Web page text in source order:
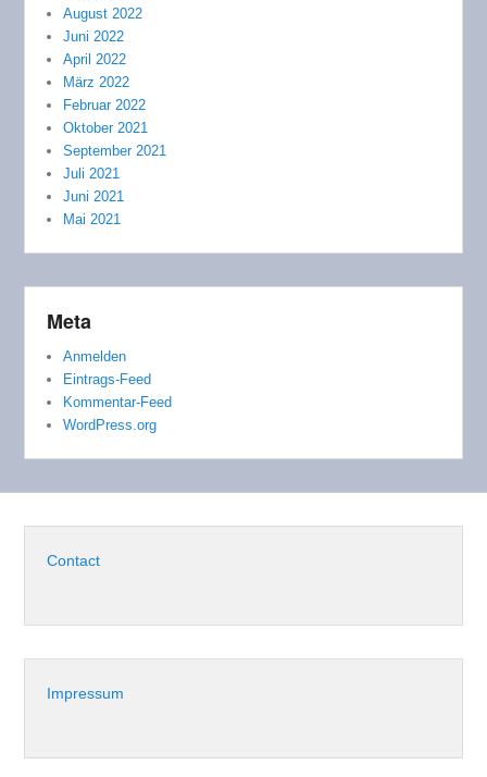
August 2022
Juni 2022
April 2022
März 2022
Februar 2022
Oktober 2021
September 2021
Juli 2021
Juni 2021
Mai 2021
Meta
Anmelden
Eintrags-Feed
Kommentar-Feed
WordPress.org
Contact
Impressum